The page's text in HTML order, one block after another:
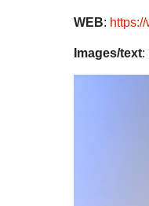
WEB:
Images/text: